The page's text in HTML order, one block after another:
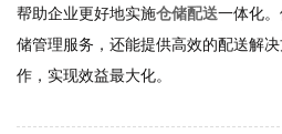
帮助企业更好地实施仓储配送一体化
储管理服务，还能提供高效的配送解
作，实现效益最大化。